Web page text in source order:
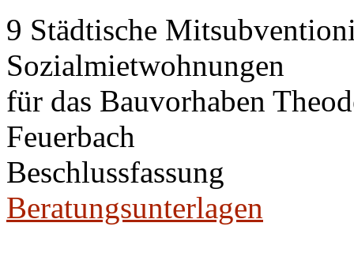
9 Städtische
Sozialmietwohnungen
für das Bauvorhaben
Feuerbach
Beschlussfassung
Beratungsunterlagen